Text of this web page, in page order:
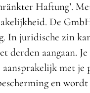
Haftung’.
De
In juridische zin
derden aangaan.
met je
en wordt